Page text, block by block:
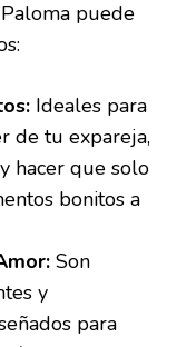
puede
Ideales para
de tu expareja,
hacer que solo
bonitos a
Son
y
para